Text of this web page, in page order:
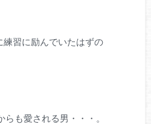
練習に励んでいたはずの
も愛される男・・・。